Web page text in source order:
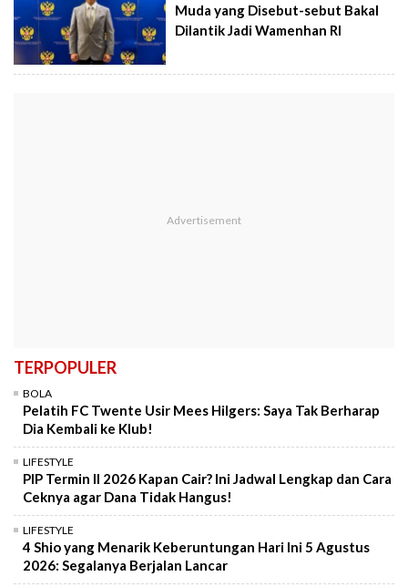
Muda yang Disebut-sebut Bakal
Dilantik Jadi Wamenhan RI
TERPOPULER
BOLA
Pelatih FC Twente Usir Mees Hilgers: Saya Tak Berharap
Dia Kembali ke Klub!
LIFESTYLE
PIP Termin II 2026 Kapan Cair? Ini Jadwal Lengkap dan Cara
Ceknya agar Dana Tidak Hangus!
LIFESTYLE
4 Shio yang Menarik Keberuntungan Hari Ini 5 Agustus
2026: Segalanya Berjalan Lancar